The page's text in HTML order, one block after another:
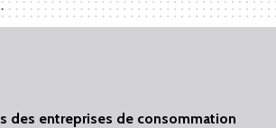
des entreprises de consommation